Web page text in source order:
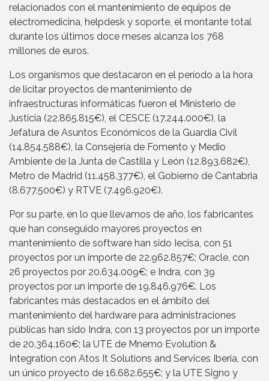
relacionados con el mantenimiento de equipos de
electromedicina, helpdesk y soporte, el montante total
durante los últimos doce meses alcanza los 768
millones de euros.
Los organismos que destacaron en el período a la hora
de licitar proyectos de mantenimiento de
infraestructuras informáticas fueron el Ministerio de
Justicia (22.865.815€), el CESCE (17.244.000€), la
Jefatura de Asuntos Económicos de la Guardia Civil
(14.854.588€), la Consejería de Fomento y Medio
Ambiente de la Junta de Castilla y León (12.893.682€),
Metro de Madrid (11.458.377€), el Gobierno de Cantabria
(8.677.500€) y RTVE (7.496.920€).
Por su parte, en lo que llevamos de año, los fabricantes
que han conseguido mayores proyectos en
mantenimiento de software han sido Iecisa, con 51
proyectos por un importe de 22.962.857€; Oracle, con
26 proyectos por 20.634.009€; e Indra, con 39
proyectos por un importe de 19.846.976€. Los
fabricantes más destacados en el ámbito del
mantenimiento del hardware para administraciones
públicas han sido Indra, con 13 proyectos por un importe
de 20.364.160€; la UTE de Mnemo Evolution &
Integration con Atos It Solutions and Services Iberia, con
un único proyecto de 16.682.655€; y la UTE Signo y